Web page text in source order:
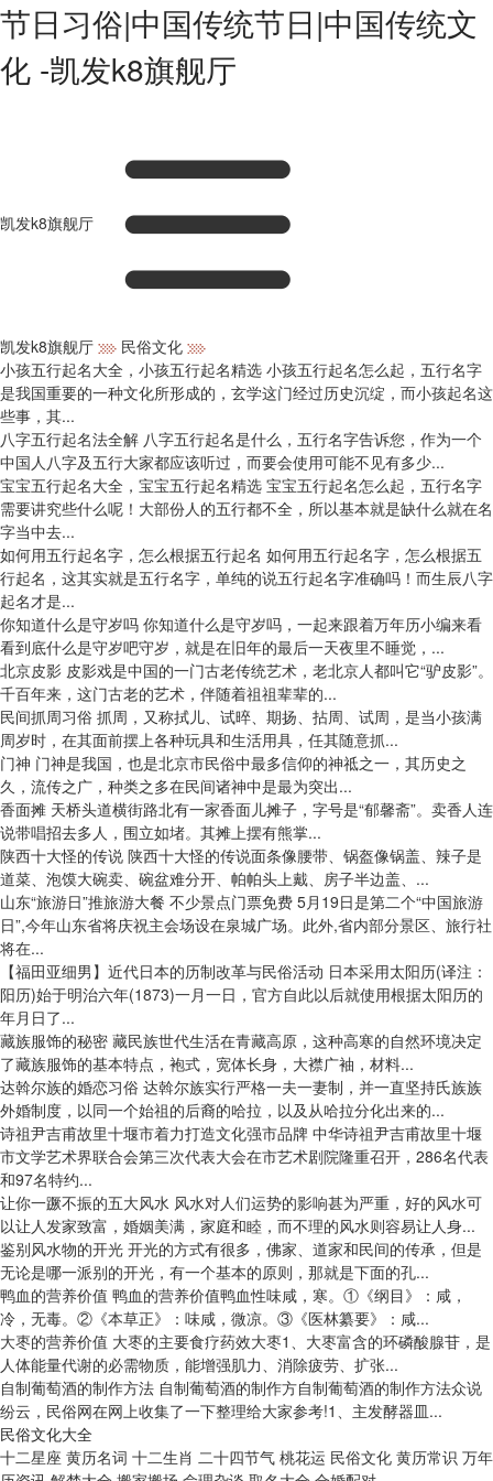
节日习俗|中国传统节日|中国传统文
化 -凯发k8旗舰厅
凯发k8旗舰厅
凯发k8旗舰厅
民俗文化
小孩五行起名大全，小孩五行起名精选 小孩五行起名怎么起，五行名字
是我国重要的一种文化所形成的，玄学这门经过历史沉绽，而小孩起名这
些事，其...
八字五行起名法全解 八字五行起名是什么，五行名字告诉您，作为一个
中国人八字及五行大家都应该听过，而要会使用可能不见有多少...
宝宝五行起名大全，宝宝五行起名精选 宝宝五行起名怎么起，五行名字
需要讲究些什么呢！大部份人的五行都不全，所以基本就是缺什么就在名
字当中去...
如何用五行起名字，怎么根据五行起名 如何用五行起名字，怎么根据五
行起名，这其实就是五行名字，单纯的说五行起名字准确吗！而生辰八字
起名才是...
你知道什么是守岁吗 你知道什么是守岁吗，一起来跟着万年历小编来看
看到底什么是守岁吧守岁，就是在旧年的最后一天夜里不睡觉，...
北京皮影 皮影戏是中国的一门古老传统艺术，老北京人都叫它“驴皮影”。
千百年来，这门古老的艺术，伴随着祖祖辈辈的...
民间抓周习俗 抓周，又称拭儿、试晬、期扬、拈周、试周，是当小孩满
周岁时，在其面前摆上各种玩具和生活用具，任其随意抓...
门神 门神是我国，也是北京市民俗中最多信仰的神祗之一，其历史之
久，流传之广，种类之多在民间诸神中是最为突出...
香面摊 天桥头道横街路北有一家香面儿摊子，字号是“郁馨斋”。卖香人连
说带唱招去多人，围立如堵。其摊上摆有熊掌...
陕西十大怪的传说 陕西十大怪的传说面条像腰带、锅盔像锅盖、辣子是
道菜、泡馍大碗卖、碗盆难分开、帕帕头上戴、房子半边盖、...
山东“旅游日”推旅游大餐 不少景点门票免费 5月19日是第二个“中国旅游
日”,今年山东省将庆祝主会场设在泉城广场。此外,省内部分景区、旅行社
将在...
【福田亚细男】近代日本的历制改革与民俗活动 日本采用太阳历(译注：
阳历)始于明治六年(1873)一月一日，官方自此以后就使用根据太阳历的
年月日了...
藏族服饰的秘密 藏民族世代生活在青藏高原，这种高寒的自然环境决定
了藏族服饰的基本特点，袍式，宽体长身，大襟广袖，材料...
达斡尔族的婚恋习俗 达斡尔族实行严格一夫一妻制，并一直坚持氏族族
外婚制度，以同一个始祖的后裔的哈拉，以及从哈拉分化出来的...
诗祖尹吉甫故里十堰市着力打造文化强市品牌 中华诗祖尹吉甫故里十堰
市文学艺术界联合会第三次代表大会在市艺术剧院隆重召开，286名代表
和97名特约...
让你一蹶不振的五大风水 风水对人们运势的影响甚为严重，好的风水可
以让人发家致富，婚姻美满，家庭和睦，而不理的风水则容易让人身...
鉴别风水物的开光 开光的方式有很多，佛家、道家和民间的传承，但是
无论是哪一派别的开光，有一个基本的原则，那就是下面的孔...
鸭血的营养价值 鸭血的营养价值鸭血性味咸，寒。①《纲目》：咸，
冷，无毒。②《本草正》：味咸，微凉。③《医林纂要》：咸...
大枣的营养价值 大枣的主要食疗药效大枣1、大枣富含的环磷酸腺苷，是
人体能量代谢的必需物质，能增强肌力、消除疲劳、扩张...
自制葡萄酒的制作方法 自制葡萄酒的制作方自制葡萄酒的制作方法众说
纷云，民俗网在网上收集了一下整理给大家参考!1、主发酵器皿...
民俗文化大全
十二星座 黄历名词 十二生肖 二十四节气 桃花运 民俗文化 黄历常识 万年